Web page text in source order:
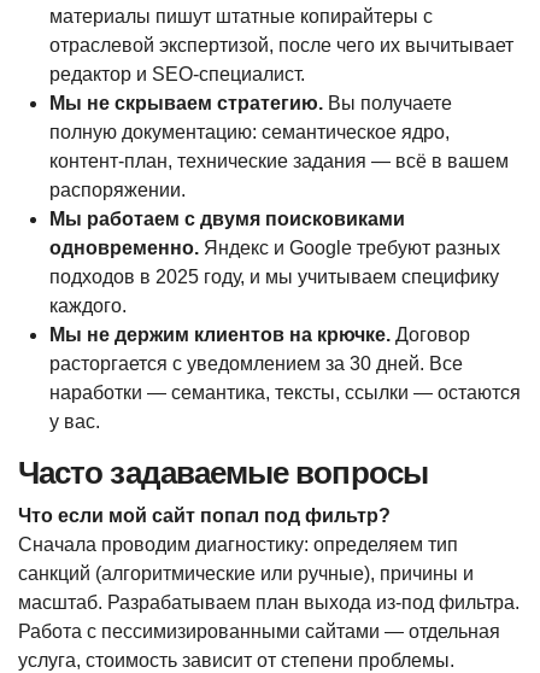
материалы пишут штатные копирайтеры с
отраслевой экспертизой, после чего их вычитывает
редактор и SEO-специалист.
Мы не скрываем стратегию.Вы получаете
полную документацию: семантическое ядро,
контент-план, технические задания — всё в вашем
распоряжении.
Мы работаем с двумя поисковиками
одновременно.Яндекс и Google требуют разных
подходов в 2025 году, и мы учитываем специфику
каждого.
Мы не держим клиентов на крючке.Договор
расторгается с уведомлением за 30 дней. Все
наработки — семантика, тексты, ссылки — остаются
у вас.
Часто задаваемые вопросы
Что если мой сайт попал под фильтр?
Сначала проводим диагностику: определяем тип
санкций (алгоритмические или ручные), причины и
масштаб. Разрабатываем план выхода из-под фильтра.
Работа с пессимизированными сайтами — отдельная
услуга, стоимость зависит от степени проблемы.